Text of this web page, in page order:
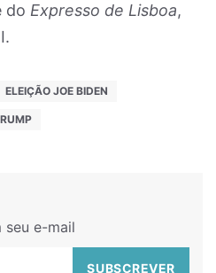
do Expresso de Lisboa,
ELEIÇÃO JOE BIDEN
seu e-mail